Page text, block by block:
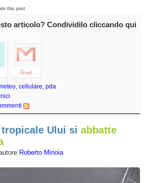
this post
articolo? Condividilo cliccando qui
, cellulare, pda
Ului si abbatte
Roberto Minoia